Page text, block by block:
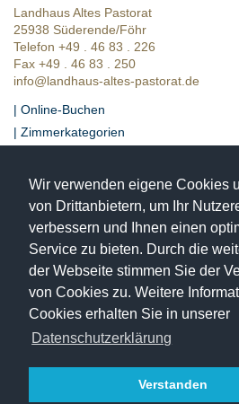
Wir verwenden eigene Cookies
von Drittanbietern, um Ihr
verbessern und Ihnen einen
Service zu bieten. Durch die
der Webseite stimmen Sie der
von Cookies zu. Weitere
Cookies erhalten Sie in unserer
Datenschutzerklärung
Verstanden
Landhaus Altes Pastorat
25938 Süderende/Föhr
Telefon +49 . 46 83 . 226
Fax +49 . 46 83 . 250
info@landhaus-altes-pastorat.de
| Online-Buchen
| Zimmerkategorien
| Bewertungen
| Lage & Anfahrt
Einzigartige Momente
in historischer Umgebung
Das Landhaus Altes Pastorat ist ein
4-Sterne Hotel in Süderende auf der
Nationalpark Schleswig-Holsteinisches
© Landhaus Altes Pastorat in
Föhr · Telefon (0 46 83) 226